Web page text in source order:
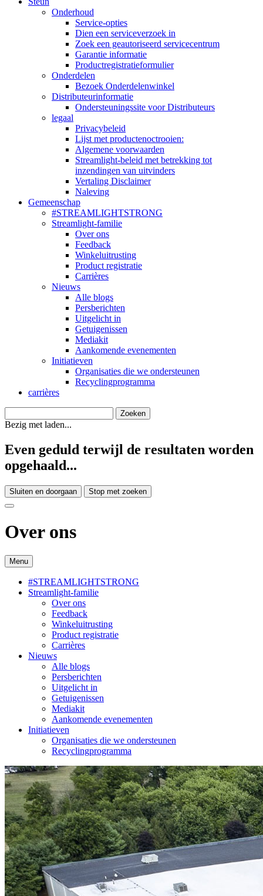
Onderhoud
Service-opties
Dien een serviceverzoek in
Zoek een geautoriseerd servicecentrum
Garantie informatie
Productregistratieformulier
Onderdelen
Bezoek Onderdelenwinkel
Distributeurinformatie
Ondersteuningssite voor Distributeurs
legaal
Privacybeleid
Lijst met productenoctrooien:
Algemene voorwaarden
Streamlight-beleid met betrekking tot
inzendingen van uitvinders
Vertaling Disclaimer
Naleving
Gemeenschap
#STREAMLIGHTSTRONG
Streamlight-familie
Over ons
Feedback
Winkeluitrusting
Product registratie
Carrières
Nieuws
Alle blogs
Persberichten
Uitgelicht in
Getuigenissen
Mediakit
Aankomende evenementen
Initiatieven
Organisaties die we ondersteunen
Recyclingprogramma
carrières
Bezig met laden...
Even geduld terwijl de resultaten worden
opgehaald...
Sluiten en doorgaan Stop met zoeken
Over ons
Menu
#STREAMLIGHTSTRONG
Streamlight-familie
Over ons
Feedback
Winkeluitrusting
Product registratie
Carrières
Nieuws
Alle blogs
Persberichten
Uitgelicht in
Getuigenissen
Mediakit
Aankomende evenementen
Initiatieven
Organisaties die we ondersteunen
Recyclingprogramma